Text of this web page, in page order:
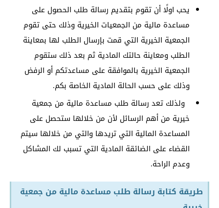
يحب اولًا أن تقوم بتقديم رسالة طلب الحصول على
مساعدة مالية من الجمعيات الخيرية وذلك حتى تقوم
الجمعية الخيرية التي قمت بإرسال الطلب لها بمعاينة
الطلب ومعاينة حالتك المادية ثم بعد ذلك ستقوم
الجمعية الخيرية بالموافقة على مساعدتكم أو الرفض
وذلك على حسب الحالة المادية الخاصة بكم.
ولذلك تعد رسالة طلب مساعدة مالية من جمعية
خيرية من أهم الرسائل لأن من خلالها ستحصل على
المساعدة المالية التي تريدها والتي من خلالها سيتم
القضاء على الضائقة المادية التي تسبب لك المشاكل
وعدم الراحة.
طريقة كتابة رسالة طلب مساعدة مالية من جمعية